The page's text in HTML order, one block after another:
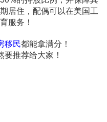
居住，配偶可以在美国工
服务！
移民都能拿满分！
推荐给大家！